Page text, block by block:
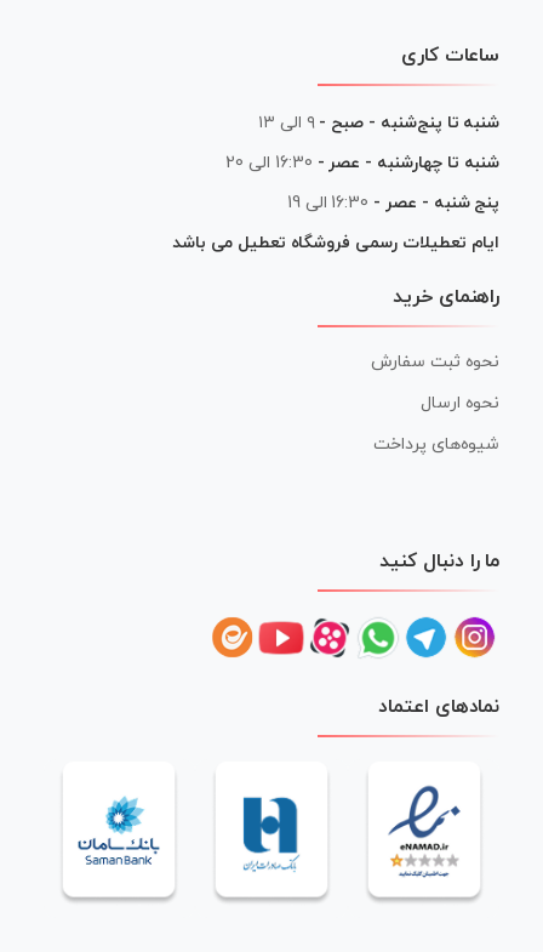
ساعات کاری
شنبه تا پنج‌شنبه - صبح - ۹ الی ۱۳
شنبه تا چهارشنبه - عصر - 16:30 الی 20
پنج شنبه - عصر - 16:30 الی 19
ایام تعطیلات رسمی فروشگاه تعطیل می باشد
راهنمای خرید
نحوه ثبت سفارش
نحوه ارسال
شیوه‌های پرداخت
ما را دنبال کنید
نمادهای اعتماد